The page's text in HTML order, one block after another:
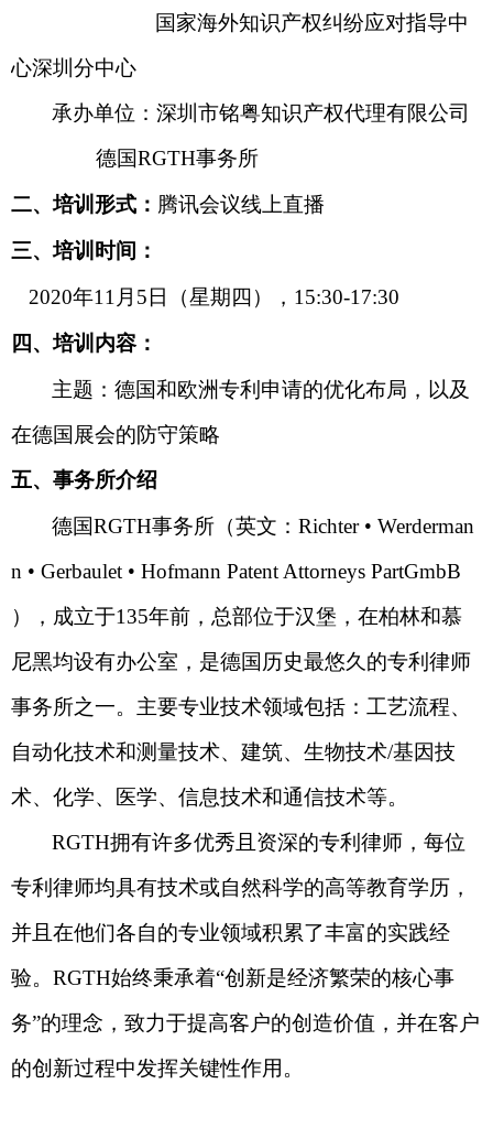
国家海外知识产权纠纷应对指导中
心深圳分中心
承办单位：深圳市铭粤知识产权代理有限公司
德国RGTH事务所
二、培训形式： 腾讯会议线上直播
三、培训时间：
2020年11 月 5 日（星期四 ）， 15:30-17:30
四、培训内容：
主题：德国和欧洲专利申请的优化布局，以及
在德国展会的防守策略
五、事务所介绍
德国RGTH事务所（英文：Richter • Werderman
n • Gerbaulet • Hofmann Patent Attorneys PartGmbB
），成立于135年前，总部位于汉堡，在柏林和慕
尼黑均设有办公室，是德国历史最悠久的专利律师
事务所之一。主要专业技术领域包括：工艺流程、
自动化技术和测量技术、建筑、生物技术/基因技
术、化学、医学、信息技术和通信技术等。
RGTH拥有许多优秀且资深的专利律师，每位
专利律师均具有技术或自然科学的高等教育学历，
并且在他们各自的专业领域积累了丰富的实践经
验。 RGTH始终秉承着“创新是经济繁荣的核心事
务”的理念，致力于提高客户的创造价值，并在客户
的创新过程中发挥关键性作用。